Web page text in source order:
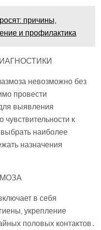
причины,
и профилактика
невозможно без
провести
выявления
чувствительности к
наиболее
назначения
в себя
укрепление
половых контактов․